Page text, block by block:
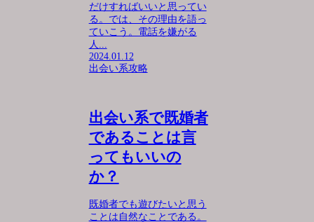
だけすればいいと思ってい
る。では、その理由を語っ
ていこう。電話を嫌がる
人...
2024.01.12
出会い系攻略
出会い系で既婚者
であることは言
ってもいいの
か？
既婚者でも遊びたいと思う
ことは自然なことである。